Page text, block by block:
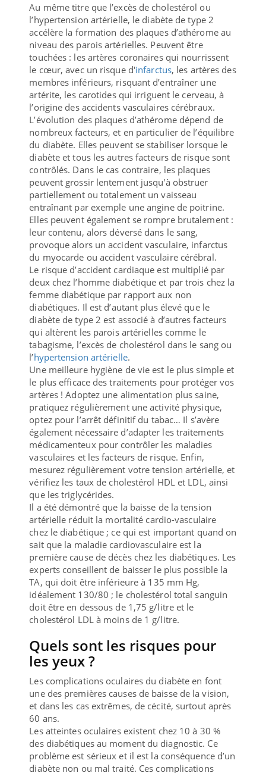
Au même titre que l’excès de cholestérol ou
l’hypertension artérielle, le diabète de type 2
accélère la formation des plaques d’athérome au
niveau des parois artérielles. Peuvent être
touchées : les artères coronaires qui nourrissent
le cœur, avec un risque d'infarctus, les artères des
membres inférieurs, risquant d’entraîner une
artérite, les carotides qui irriguent le cerveau, à
l’origine des accidents vasculaires cérébraux.
L’évolution des plaques d’athérome dépend de
nombreux facteurs, et en particulier de l’équilibre
du diabète. Elles peuvent se stabiliser lorsque le
diabète et tous les autres facteurs de risque sont
contrôlés. Dans le cas contraire, les plaques
peuvent grossir lentement jusqu'à obstruer
partiellement ou totalement un vaisseau
entraînant par exemple une angine de poitrine.
Elles peuvent également se rompre brutalement :
leur contenu, alors déversé dans le sang,
provoque alors un accident vasculaire, infarctus
du myocarde ou accident vasculaire cérébral.
Le risque d’accident cardiaque est multiplié par
deux chez l’homme diabétique et par trois chez la
femme diabétique par rapport aux non
diabétiques. Il est d’autant plus élevé que le
diabète de type 2 est associé à d’autres facteurs
qui altèrent les parois artérielles comme le
tabagisme, l’excès de cholestérol dans le sang ou
l’hypertension artérielle.
Une meilleure hygiène de vie est le plus simple et
le plus efficace des traitements pour protéger vos
artères ! Adoptez une alimentation plus saine,
pratiquez régulièrement une activité physique,
optez pour l’arrêt définitif du tabac… Il s’avère
également nécessaire d’adapter les traitements
médicamenteux pour contrôler les maladies
vasculaires et les facteurs de risque. Enfin,
mesurez régulièrement votre tension artérielle, et
vérifiez les taux de cholestérol HDL et LDL, ainsi
que les triglycérides.
Il a été démontré que la baisse de la tension
artérielle réduit la mortalité cardio-vasculaire
chez le diabétique ; ce qui est important quand on
sait que la maladie cardiovasculaire est la
première cause de décès chez les diabétiques. Les
experts conseillent de baisser le plus possible la
TA, qui doit être inférieure à 135 mm Hg,
idéalement 130/80 ; le cholestérol total sanguin
doit être en dessous de 1,75 g/litre et le
cholestérol LDL à moins de 1 g/litre.
Quels sont les risques pour
les yeux ?
Les complications oculaires du diabète en font
une des premières causes de baisse de la vision,
et dans les cas extrêmes, de cécité, surtout après
60 ans.
Les atteintes oculaires existent chez 10 à 30 %
des diabétiques au moment du diagnostic. Ce
problème est sérieux et il est la conséquence d’un
diabète non ou mal traité. Ces complications